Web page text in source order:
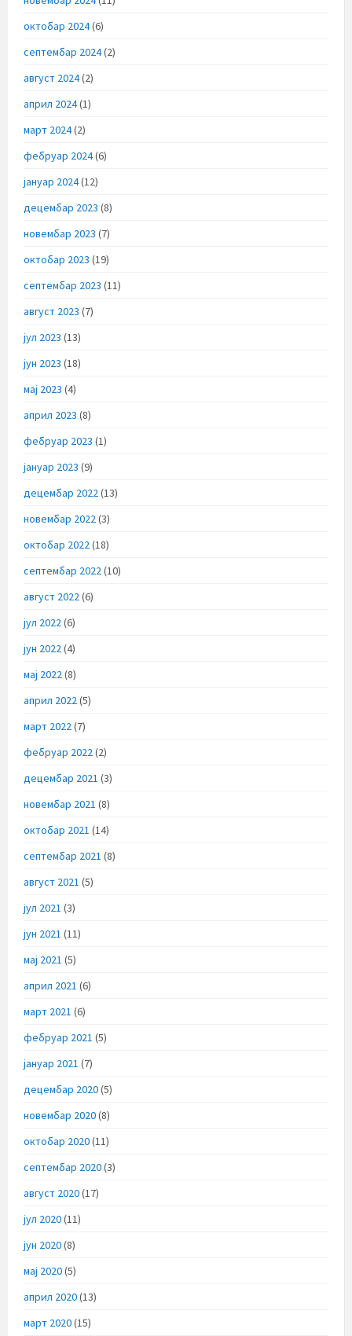
октобар 2024(6)
септембар 2024(2)
август 2024(2)
април 2024(1)
март 2024(2)
фебруар 2024(6)
јануар 2024(12)
децембар 2023 (8)
новембар 2023 (7)
октобар 2023 (19)
септембар 2023 (11)
август 2023 (7)
јул 2023 (13)
јун 2023 (18)
мај 2023 (4)
април 2023 (8)
фебруар 2023 (1)
јануар 2023 (9)
децембар 2022(13)
новембар 2022(3)
октобар 2022(18)
септембар 2022(10)
август 2022(6)
јул 2022(6)
јун 2022(4)
мај 2022(8)
април 2022(5)
март 2022(7)
фебруар 2022(2)
децембар 2021 (3)
новембар 2021 (8)
октобар 2021 (14)
септембар 2021 (8)
август 2021 (5)
јул 2021 (3)
јун 2021 (11)
мај 2021 (5)
април 2021 (6)
март 2021 (6)
фебруар 2021 (5)
јануар 2021 (7)
децембар 2020(5)
новембар 2020(8)
октобар 2020(11)
септембар 2020(3)
август 2020(17)
јул 2020(11)
јун 2020(8)
мај 2020(5)
април 2020(13)
март 2020(15)